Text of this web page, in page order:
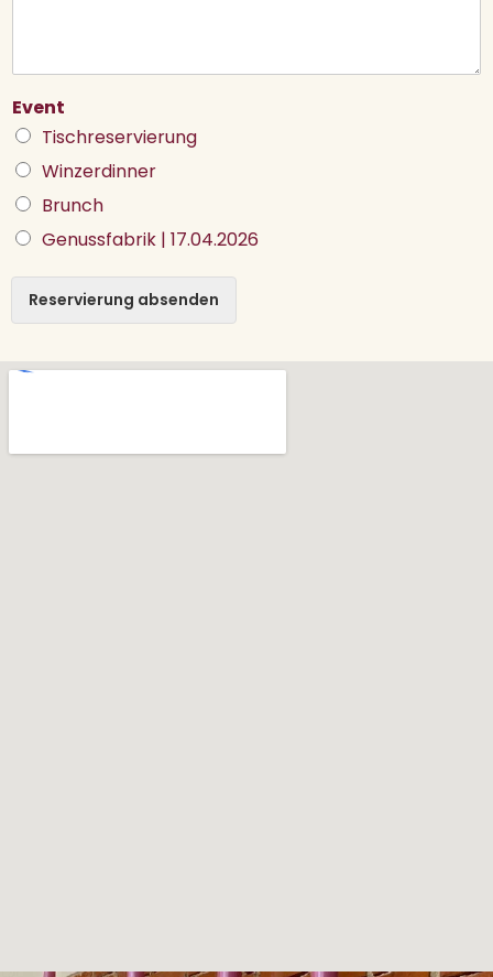
Event
Tischreservierung
Winzerdinner
Brunch
Genussfabrik | 17.04.2026
Reservierung absenden